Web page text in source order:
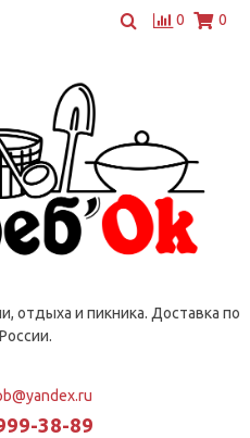
0 0
отдыха и пикника. Доставка по
38-89